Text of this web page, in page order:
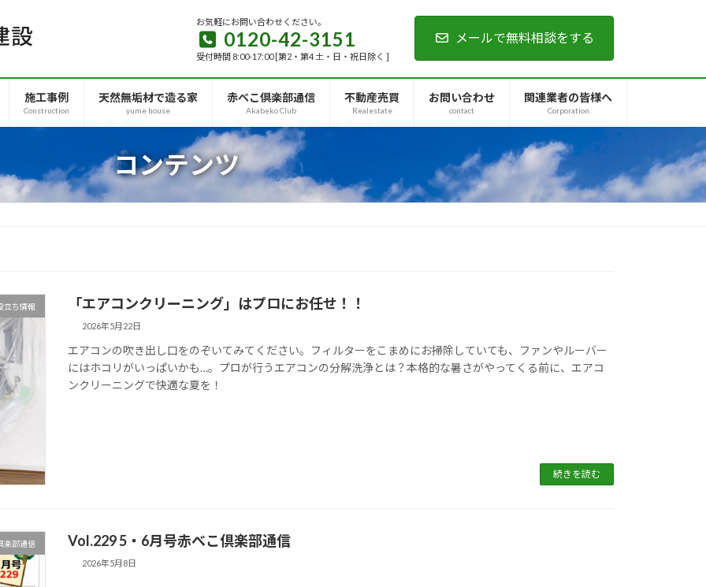
お気軽にお問い合わせください。
0120-42-3151
受付時間 8:00-17:00 [第2・第4 土・日・祝日除く ]
メールで無料相談をする
施工事例
Construction
天然無垢材で造る家
yume house
赤べこ倶楽部通信
Akabeko Club
不動産売買
Realestate
お問い合わせ
contact
関連業者の皆様へ
Corporation
コンテンツ
立ち情報 「エアコンクリーニング」はプロにお任せ！！
2026年5月22日
エアコンの吹き出し口をのぞいてみてください。フィルターをこまめにお掃除していても、ファンやルーバー
にはホコリがいっぱいかも…。プロが行うエアコンの分解洗浄とは？本格的な暑さがやってくる前に、エアコ
ンクリーニングで快適な夏を！
続きを読む
楽部通信 Vol.229 5・6月号赤べこ倶楽部通信
2026年5月8日